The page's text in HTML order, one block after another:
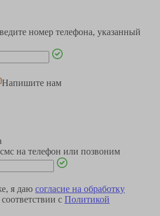
номер телефона, указанный
Напишите нам
на телефон или позвоним
я даю согласие на обработку
с Политикой